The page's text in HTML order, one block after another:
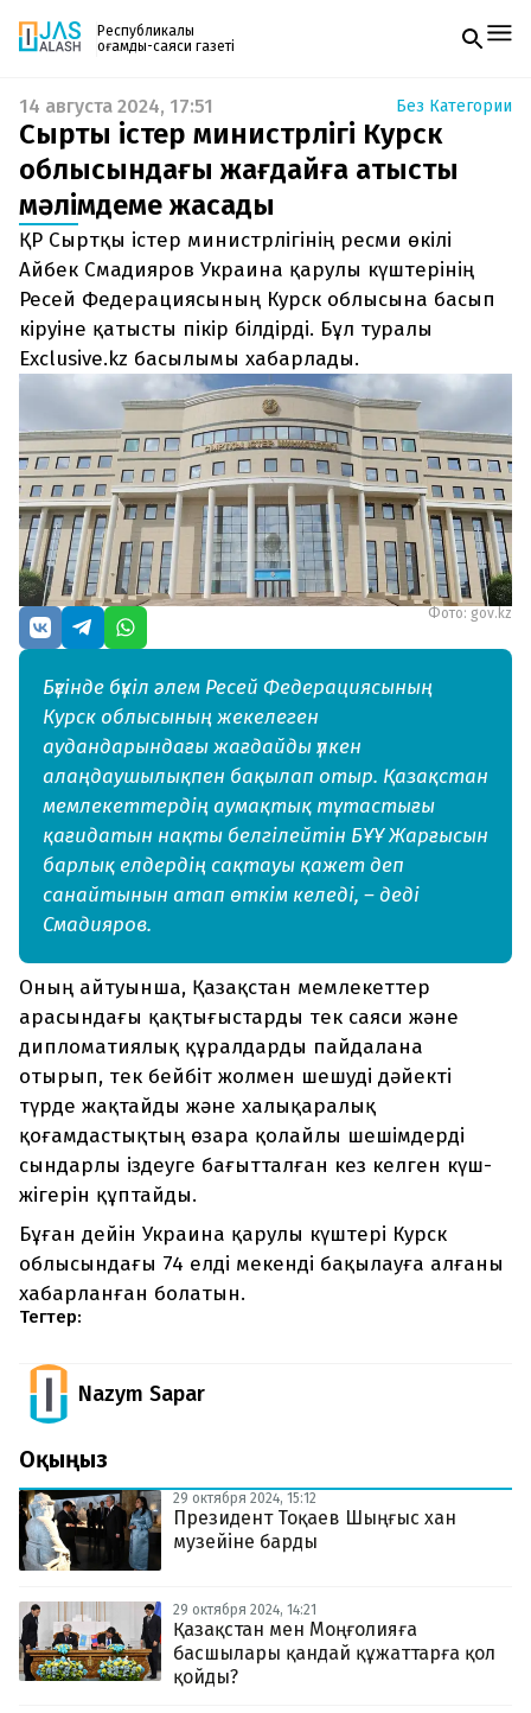
Республикалық
қоғамдық-саяси газеті
Жаңалықтар
Спорт
Live
Руханият
Аймақ
Архив
Заң және тәртіп
Редакциямен байланыс
+7 708 604 51 06
Жарнама бөлімі
+7 701 220 64 52
zhasalash100@gmail.com
Газетке жазылу
PDF форматтағы газетті ай сайын электронды
поштаңызға алып отырыңыз. Жаңа нөмір
шыққан сәтте сізге бірден жіберіледі. Тек email
енгізіңіз, біз қалғанын өзіміз жібереміз.
14 августа 2024, 17:51 Без Категории
Сыртқы істер министрлігі Курск
облысындағы жағдайға қатысты
мәлімдеме жасады
ҚР Сыртқы істер министрлігінің ресми өкілі
Айбек Смадияров Украина қарулы күштерінің
Ресей Федерациясының Курск облысына басып
кіруіне қатысты пікір білдірді. Бұл туралы
Exclusive.kz басылымы хабарлады.
Фото: gov.kz
Бүгінде бүкіл әлем Ресей Федерациясының
Курск облысының жекелеген
аудандарындағы жағдайды үлкен
алаңдаушылықпен бақылап отыр. Қазақстан
мемлекеттердің аумақтық тұтастығы
қағидатын нақты белгілейтін БҰҰ Жарғысын
барлық елдердің сақтауы қажет деп
санайтынын атап өткім келеді, – деді
Смадияров.
Оның айтуынша, Қазақстан мемлекеттер
арасындағы қақтығыстарды тек саяси және
дипломатиялық құралдарды пайдалана
отырып, тек бейбіт жолмен шешуді дәйекті
түрде жақтайды және халықаралық
қоғамдастықтың өзара қолайлы шешімдерді
сындарлы іздеуге бағытталған кез келген күш-
жігерін құптайды.
Бұған дейін Украина қарулы күштері Курск
облысындағы 74 елді мекенді бақылауға алғаны
хабарланған болатын.
Тегтер:
Nazym Sapar
Оқыңыз
29 октября 2024, 15:12
Президент Тоқаев Шыңғыс хан
музейіне барды
29 октября 2024, 14:21
Қазақстан мен Моңғолияға
басшылары қандай құжаттарға қол
қойды?